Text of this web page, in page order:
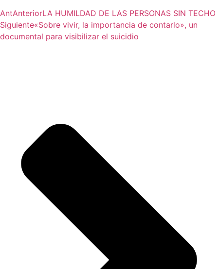
AntAnteriorLA HUMILDAD DE LAS PERSONAS SIN TECHO
Siguiente«Sobre vivir, la importancia de contarlo», un
documental para visibilizar el suicidio